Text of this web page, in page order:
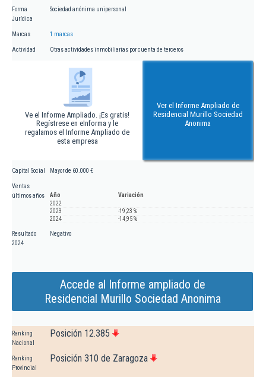
Forma
Jurídica
Sociedad anónima unipersonal
Marcas 1 marcas
Actividad Otras actividades inmobiliarias por cuenta de terceros
Ve el Informe Ampliado. ¡Es gratis!
Regístrese en eInforma y le
regalamos el Informe Ampliado de
esta empresa
Ver el Informe Ampliado de
Residencial Murillo Sociedad
Anonima
Capital Social Mayor de 60.000 €
Ventas
últimos años
Año
Variación
2022
2023
-19,23 %
2024
-14,95 %
Resultado
2024
Negativo
Accede al Informe ampliado de
Residencial Murillo Sociedad Anonima
Ranking
Nacional
Posición 12.385
Ranking
Provincial
Posición 310 de Zaragoza